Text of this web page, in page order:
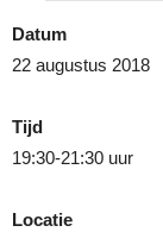
Datum
22 augustus 2018
Tijd
19:30-21:30 uur
Locatie